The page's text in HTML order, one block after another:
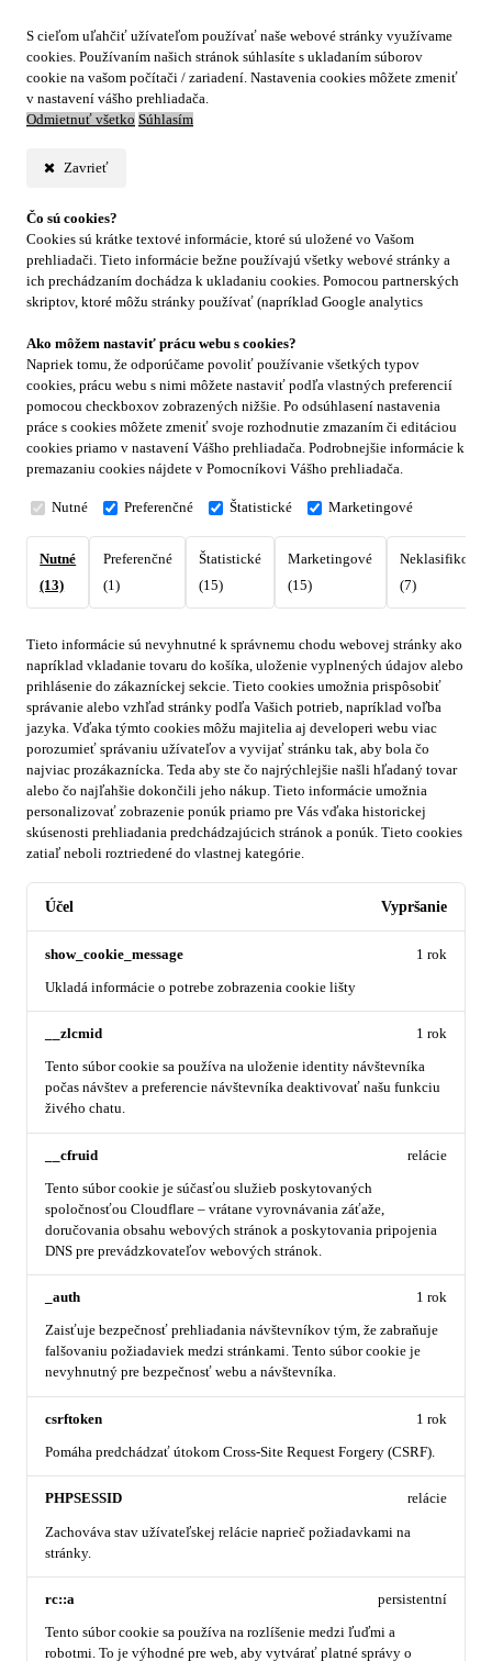
S cieľom uľahčiť užívateľom používať naše webové stránky využívame
cookies. Používaním našich stránok súhlasíte s ukladaním súborov
cookie na vašom počítači / zariadení. Nastavenia cookies môžete zmeniť
v nastavení vášho prehliadača.
Odmietnuť všetko Súhlasím
Zavrieť
Čo sú cookies?
Cookies sú krátke textové informácie, ktoré sú uložené vo Vašom
prehliadači. Tieto informácie bežne používajú všetky webové stránky a
ich prechádzaním dochádza k ukladaniu cookies. Pomocou partnerských
skriptov, ktoré môžu stránky používať (napríklad Google analytics
Ako môžem nastaviť prácu webu s cookies?
Napriek tomu, že odporúčame povoliť používanie všetkých typov
cookies, prácu webu s nimi môžete nastaviť podľa vlastných preferencií
pomocou checkboxov zobrazených nižšie. Po odsúhlasení nastavenia
práce s cookies môžete zmeniť svoje rozhodnutie zmazaním či editáciou
cookies priamo v nastavení Vášho prehliadača. Podrobnejšie informácie k
premazaniu cookies nájdete v Pomocníkovi Vášho prehliadača.
Nutné Preferenčné Štatistické Marketingové
Nutné
(13)
Preferenčné
(1)
Štatistické
(15)
Marketingové
(15)
(7)
Tieto informácie sú nevyhnutné k správnemu chodu webovej stránky ako
napríklad vkladanie tovaru do košíka, uloženie vyplnených údajov alebo
prihlásenie do zákazníckej sekcie. Tieto cookies umožnia prispôsobiť
správanie alebo vzhľad stránky podľa Vašich potrieb, napríklad voľba
jazyka. Vďaka týmto cookies môžu majitelia aj developeri webu viac
porozumieť správaniu užívateľov a vyvijať stránku tak, aby bola čo
najviac prozákaznícka. Teda aby ste čo najrýchlejšie našli hľadaný tovar
alebo čo najľahšie dokončili jeho nákup. Tieto informácie umožnia
personalizovať zobrazenie ponúk priamo pre Vás vďaka historickej
skúsenosti prehliadania predchádzajúcich stránok a ponúk. Tieto cookies
zatiaľ neboli roztriedené do vlastnej kategórie.
Účel Vypršanie
show_cookie_message
Ukladá informácie o potrebe zobrazenia cookie lišty
1 rok
__zlcmid
Tento súbor cookie sa používa na uloženie identity návštevníka
počas návštev a preferencie návštevníka deaktivovať našu funkciu
živého chatu.
1 rok
__cfruid
Tento súbor cookie je súčasťou služieb poskytovaných
spoločnosťou Cloudflare – vrátane vyrovnávania záťaže,
doručovania obsahu webových stránok a poskytovania pripojenia
DNS pre prevádzkovateľov webových stránok.
relácie
_auth
Zaisťuje bezpečnosť prehliadania návštevníkov tým, že zabraňuje
falšovaniu požiadaviek medzi stránkami. Tento súbor cookie je
nevyhnutný pre bezpečnosť webu a návštevníka.
1 rok
csrftoken
Pomáha predchádzať útokom Cross-Site Request Forgery (CSRF).
1 rok
PHPSESSID
Zachováva stav užívateľskej relácie naprieč požiadavkami na
stránky.
relácie
rc::a
Tento súbor cookie sa používa na rozlíšenie medzi ľuďmi a
robotmi. To je výhodné pre web, aby vytvárať platné správy o
persistentní